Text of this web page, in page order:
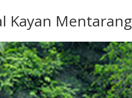
Kayan Mentarang